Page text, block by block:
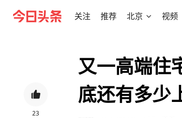
关注 推荐 北京 视频
23
又一高端住
底还有多少